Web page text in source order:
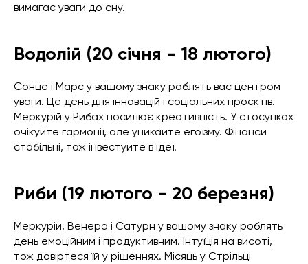
вимагає уваги до сну.
Водолій (20 січня - 18 лютого)
Сонце і Марс у вашому знаку роблять вас центром
уваги. Це день для інновацій і соціальних проєктів.
Меркурій у Рибах посилює креативність. У стосунках
очікуйте гармонії, але уникайте егоїзму. Фінанси
стабільні, тож інвестуйте в ідеї.
Риби (19 лютого - 20 березня)
Меркурій, Венера і Сатурн у вашому знаку роблять
день емоційним і продуктивним. Інтуїція на висоті,
тож довіртеся їй у рішеннях. Місяць у Стрільці